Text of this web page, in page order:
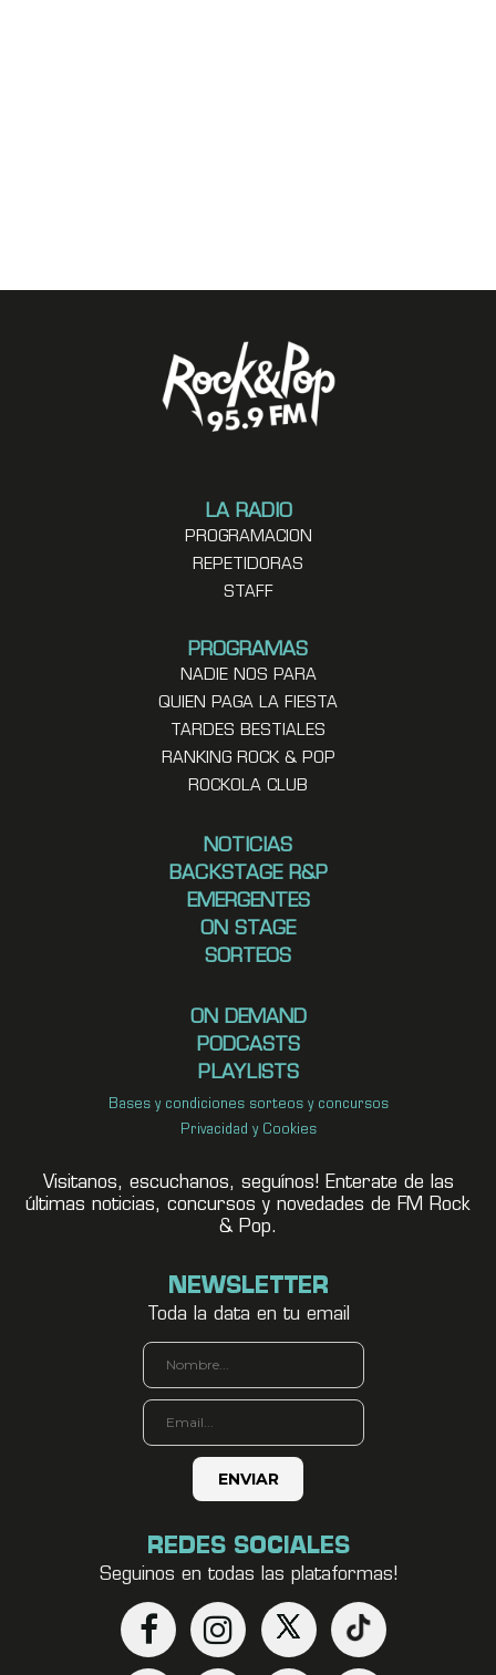
LA RADIO
PROGRAMACION
REPETIDORAS
STAFF
PROGRAMAS
NADIE NOS PARA
QUIEN PAGA LA FIESTA
TARDES BESTIALES
RANKING ROCK & POP
ROCKOLA CLUB
NOTICIAS
BACKSTAGE R&P
EMERGENTES
ON STAGE
SORTEOS
ON DEMAND
PODCASTS
PLAYLISTS
Bases y condiciones sorteos y concursos
Privacidad y Cookies
Visitanos, escuchanos, seguínos! Enterate de las
últimas noticias, concursos y novedades de FM Rock
& Pop.
NEWSLETTER
Toda la data en tu email
REDES SOCIALES
Seguinos en todas las plataformas!